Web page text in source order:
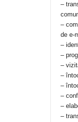
–
–
de e-
–
–
–
–
–
–
–
–